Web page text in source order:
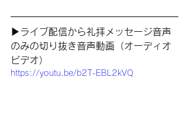
▶︎ライブ配信から礼拝メッセージ音声
のみの切り抜き音声動画（オーディオ
ビデオ）
https://youtu.be/b2T-EBL2kVQ